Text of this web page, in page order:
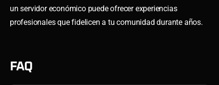
un servidor económico puede ofrecer experiencias
profesionales que fidelicen a tu comunidad durante años.
FAQ